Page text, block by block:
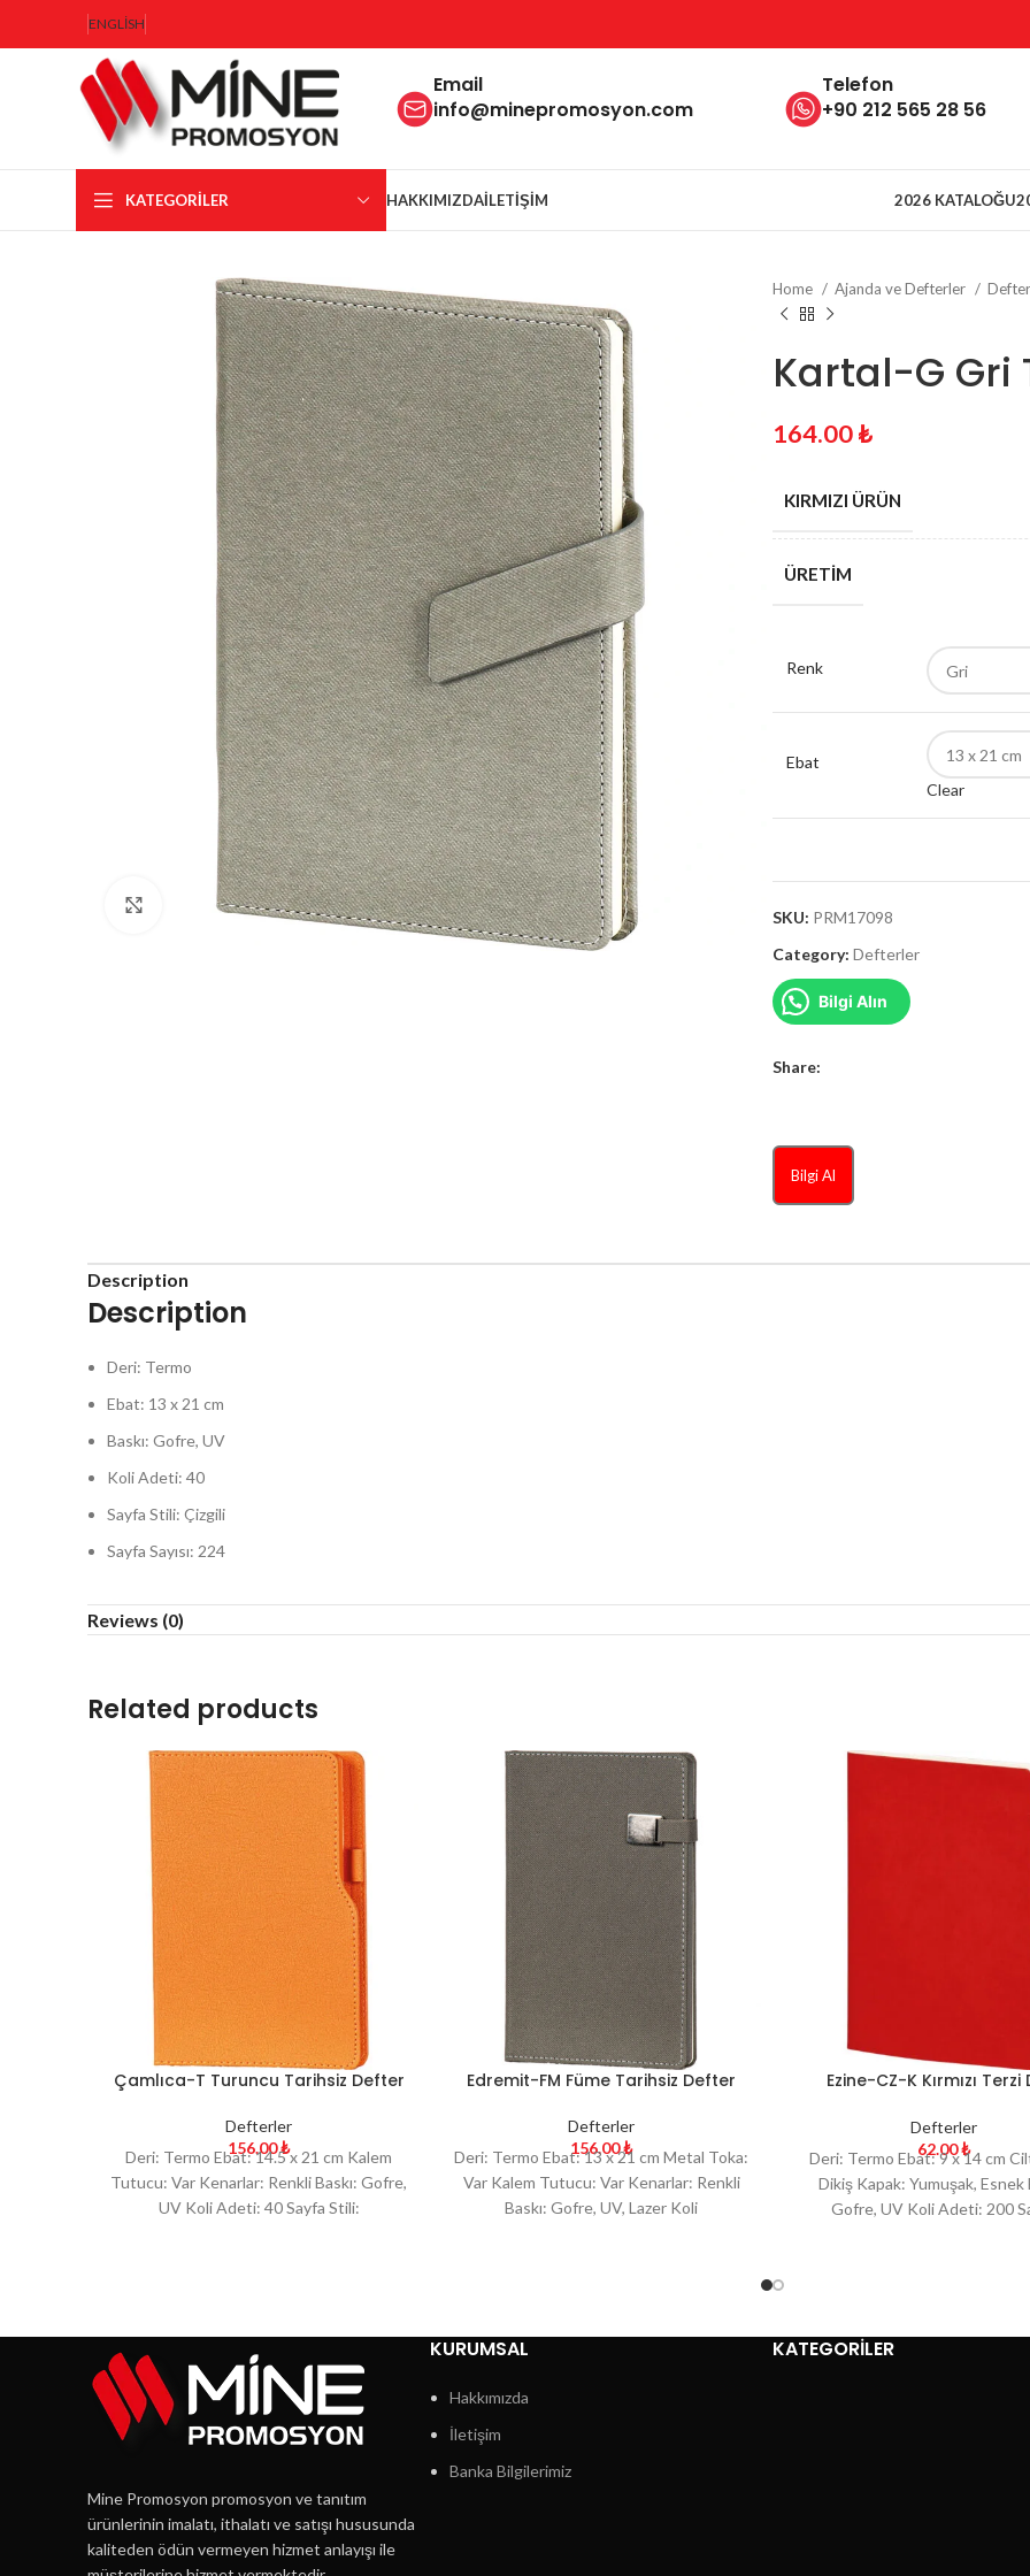
ENGLISH
Email
info@minepromosyon.com
Telefon
+90 212 565 28 56
KATEGORILER HAKKIMIZDAİLETIŞIM 2026 KATALOĞU
Click to enlarge
Home Ajanda ve Defterler
Kartal-G Gri
164.00₺
KIRMIZI ÜRÜN
ÜRETIM
Renk
Ebat
Clear
SKU: PRM17098
Category: Defterler
Bilgi Alın
Share:
Bilgi Al
Description
Description
Deri: Termo
Ebat: 13 x 21 cm
Baskı: Gofre, UV
Koli Adeti: 40
Sayfa Stili: Çizgili
Sayfa Sayısı: 224
Reviews (0)
Related products
Çamlıca-T Turuncu Tarihsiz Defter
Defterler
156.00₺
Deri: Termo Ebat: 14.5 x 21 cm Kalem
Tutucu: Var Kenarlar: Renkli Baskı: Gofre,
UV Koli Adeti: 40 Sayfa Stili:
Edremit-FM Füme Tarihsiz Defter
Defterler
156.00₺
Deri: Termo Ebat: 13 x 21 cm Metal Toka:
Var Kalem Tutucu: Var Kenarlar: Renkli
Baskı: Gofre, UV, Lazer Koli
Ezine-CZ-K Kırmızı Terzi
Defterler
62.00₺
Deri: Termo Ebat: 9 x 14 cm
Dikiş Kapak: Yumuşak, Esnek
Gofre, UV Koli Adeti: 200
Mine Promosyon promosyon ve tanıtım
ürünlerinin imalatı, ithalatı ve satışı hususunda
kaliteden ödün vermeyen hizmet anlayışı ile
KURUMSAL
Hakkımızda
İletişim
Banka Bilgilerimiz
KATEGORİLER